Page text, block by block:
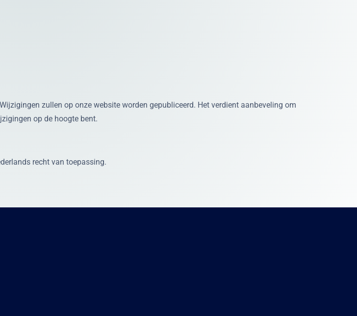
zullen op onze website worden gepubliceerd. Het verdient aanbeveling om
op de hoogte bent.
recht van toepassing.